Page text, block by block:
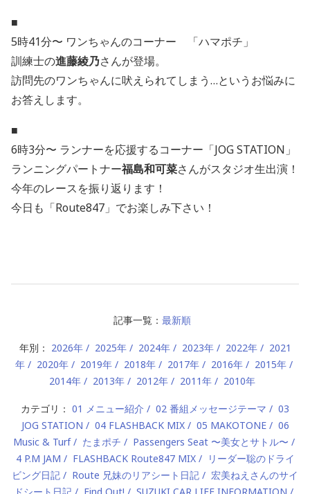
■
5時41分〜 ワンちゃんのコーナー 「ハマポチ」
訓練士の進藤綾乃さんが登場。
訪問先のワンちゃんに吠えられてしまう…というお悩みに
お答えします。
■
6時3分〜 ランナーを応援するコーナー「JOG STATION」
ランニングパートナー福島和可菜さんがスタジオ生出演！
今年のレースを振り返ります！
今日も「Route847」でお楽しみ下さい！
記事一覧： 最新順
年別： 2026年 2025年 2024年 2023年 2022年
2021
年
2020年 2019年 2018年 2017年 2016年
2015年
2014年
2013年 2012年 2011年 2010年
カテゴリ： 01 メニュー紹介 02 番組メッセージテーマ
03
JOG STATION
04 FLASHBACK MIX 05 MAKOTONE
06
Music & Turf
たまポチ
Passengers Seat 〜美女とサトル〜
4 P.M JAM
FLASHBACK Route847 MIX
リーダー聡のドライ
ビング日記
Route 兄妹のリアシート日記
宏美ねえさんのサイ